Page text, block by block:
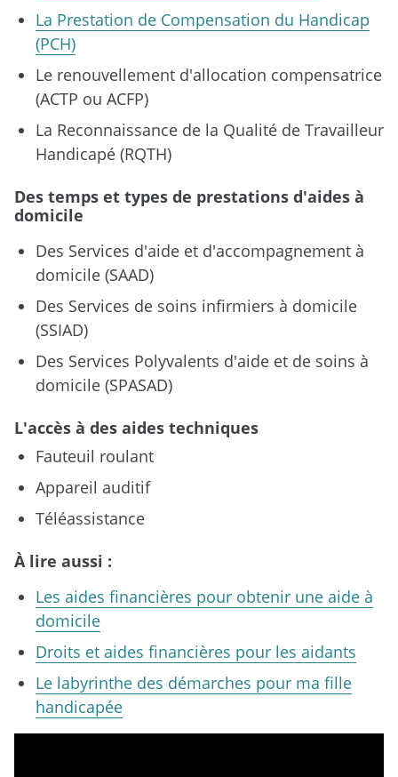
La Prestation de Compensation du Handicap
(PCH)
Le renouvellement d'allocation compensatrice
(ACTP ou ACFP)
La Reconnaissance de la Qualité de Travailleur
Handicapé (RQTH)
Des temps et types de prestations d'aides à
domicile
Des Services d'aide et d'accompagnement à
domicile (SAAD)
Des Services de soins infirmiers à domicile
(SSIAD)
Des Services Polyvalents d'aide et de soins à
domicile (SPASAD)
L'accès à des aides techniques
Fauteuil roulant
Appareil auditif
Téléassistance
À lire aussi :
Les aides financières pour obtenir une aide à
domicile
Droits et aides financières pour les aidants
Le labyrinthe des démarches pour ma fille
handicapée